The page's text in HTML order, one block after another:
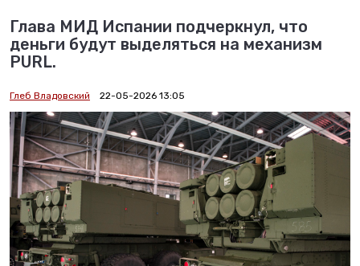
Глава МИД Испании подчеркнул, что
деньги будут выделяться на механизм
PURL.
Глеб Владовский 22-05-2026 13:05